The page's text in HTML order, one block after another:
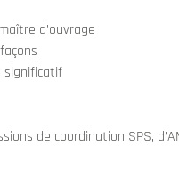
d’ouvrage
significatif
de coordination SPS,